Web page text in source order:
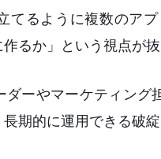
てるように複数のア
るか」という視点が抜
ーやマーケティング
期的に運用できる破